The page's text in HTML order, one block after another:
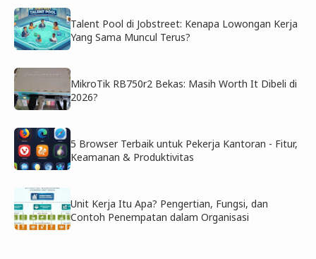
Talent Pool di Jobstreet: Kenapa Lowongan Kerja
Yang Sama Muncul Terus?
MikroTik RB750r2 Bekas: Masih Worth It Dibeli di
2026?
5 Browser Terbaik untuk Pekerja Kantoran - Fitur,
Keamanan & Produktivitas
Unit Kerja Itu Apa? Pengertian, Fungsi, dan
Contoh Penempatan dalam Organisasi